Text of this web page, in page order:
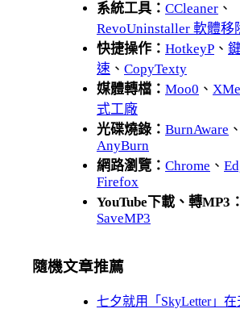
系統工具： CCleaner 、
RevoUninstaller 軟體移
快捷操作： HotkeyP 、
速 、 CopyTexty
媒體轉檔： Moo0 、
式工廠
光碟燒錄： BurnAware 、
AnyBurn
網路瀏覽： Chrome 、
Firefox
YouTube下載、轉MP3：
SaveMP3
隨機文章推薦
七夕就用「SkyLetter」